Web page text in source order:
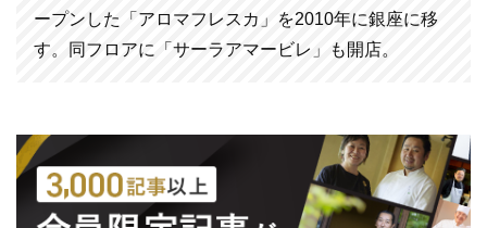
ープンした「アロマフレスカ」を2010年に銀座に移
す。同フロアに「サーラアマービレ」も開店。